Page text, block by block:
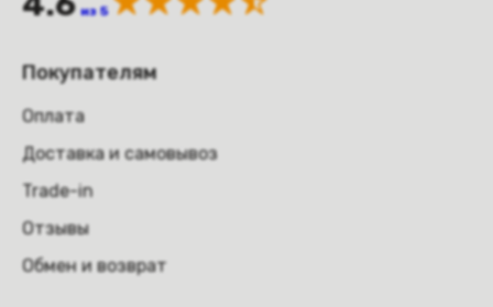
из 5
Покупателям
Оплата
Доставка и самовывоз
Trade-in
Отзывы
Обмен и возврат